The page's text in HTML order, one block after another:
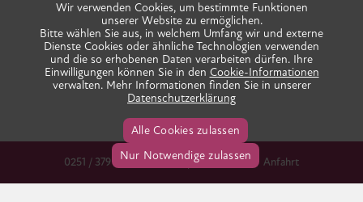
0251 / 379 666 38 info@praxis-ida.de Anfahrt
Wir verwenden Cookies, um bestimmte Funktionen
unserer Website zu ermöglichen.
Bitte wählen Sie aus, in welchem Umfang wir und externe
Dienste Cookies oder ähnliche Technologien verwenden
und die so erhobenen Daten verarbeiten dürfen. Ihre
Einwilligungen können Sie in den Cookie-Informationen
verwalten. Mehr Informationen finden Sie in unserer
Datenschutzerklärung
Alle Cookies zulassen
Nur Notwendige zulassen